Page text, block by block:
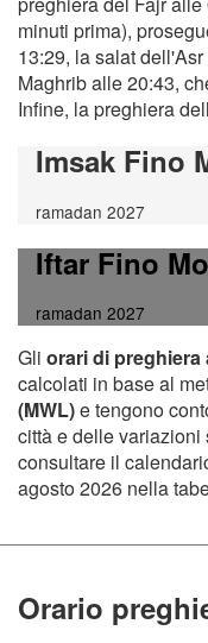
minuti prima),
13:29, la salat
Maghrib alle 20:43,
Infine, la preghiera
Imsak Fino
ramadan 2027
Iftar Fino
ramadan 2027
Gli orari di preghiera
calcolati in base al
(MWL)e tengono
città e delle
consultare il
agosto 2026 nella
Orario